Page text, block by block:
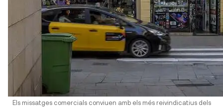
Els missatges comercials conviuen amb els més reivindicatius dels